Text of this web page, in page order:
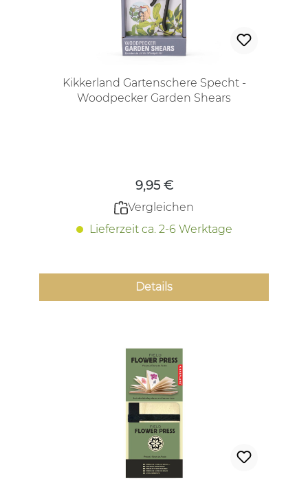
Kikkerland Gartenschere Specht -
Woodpecker Garden Shears
9,95 €
Vergleichen
Lieferzeit ca. 2-6 Werktage
Details